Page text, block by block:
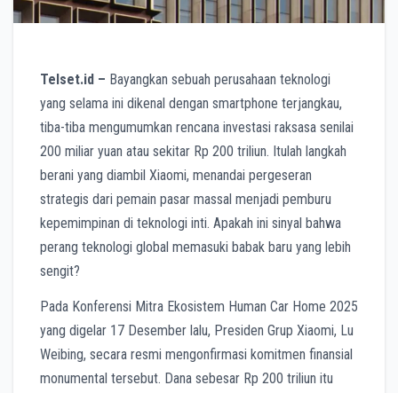
Telset.id – Bayangkan sebuah perusahaan teknologi
yang selama ini dikenal dengan smartphone terjangkau,
tiba-tiba mengumumkan rencana investasi raksasa senilai
200 miliar yuan atau sekitar Rp 200 triliun. Itulah langkah
berani yang diambil Xiaomi, menandai pergeseran
strategis dari pemain pasar massal menjadi pemburu
kepemimpinan di teknologi inti. Apakah ini sinyal bahwa
perang teknologi global memasuki babak baru yang lebih
sengit?
Pada Konferensi Mitra Ekosistem Human Car Home 2025
yang digelar 17 Desember lalu, Presiden Grup Xiaomi, Lu
Weibing, secara resmi mengonfirmasi komitmen finansial
monumental tersebut. Dana sebesar Rp 200 triliun itu